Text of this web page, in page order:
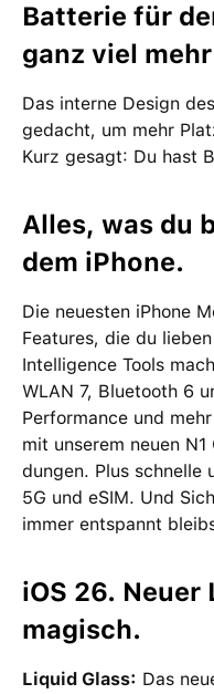
Batterie für
ganz viel mehr
Das interne Design
gedacht, um mehr
Kurz gesagt: Du hast
Alles, was du
dem iPhone.
Die neuesten iPhone
Features, die du
Intelligence Tools
WLAN 7, Bluetooth 6
Per­for­mance und
mit unserem neuen
dungen. Plus schnelle
5G und eSIM. Und
immer entspannt
iOS 26. Neuer
magisch.
Liquid Glass: Das